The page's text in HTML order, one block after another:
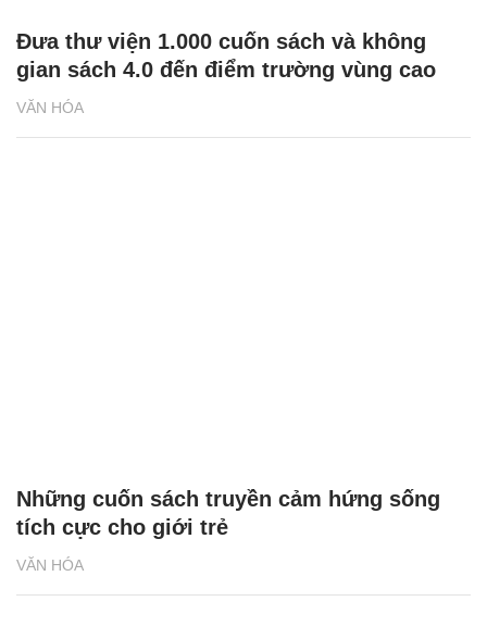
VĂN HÓA
Đưa thư viện 1.000 cuốn sách và không
gian sách 4.0 đến điểm trường vùng cao
VĂN HÓA
Những cuốn sách truyền cảm hứng sống
tích cực cho giới trẻ